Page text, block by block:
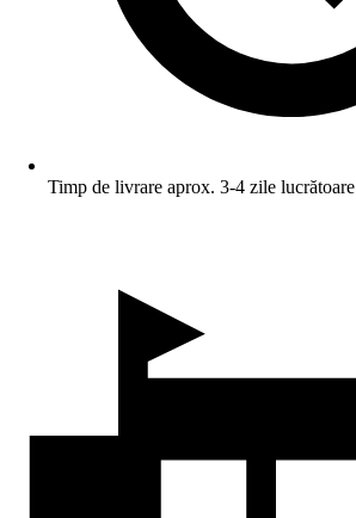
Timp de livrare aprox. 3-4 zile lucrătoare